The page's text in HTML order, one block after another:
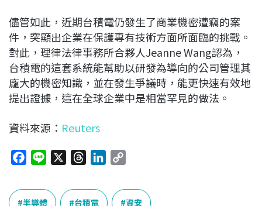
儘管如此，近期台積電仍發生了商業機密遭竊的案
件，突顯出企業在保護專有技術方面所面臨的挑戰。
對此，理律法律事務所合夥人Jeanne Wang認為，
台積電的這套系統能幫助以研發為導向的公司管理其
龐大的機密知識，並在發生爭議時，能更快速有效地
提出證據，這在全球企業中是相當罕見的做法。
資料來源： Reuters
c
e
n
e
r
e
k
p
y
半導體 台積電 資安